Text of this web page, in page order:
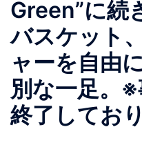
Green”に続
バスケット
ャーを自由
別な一足。
終了してお